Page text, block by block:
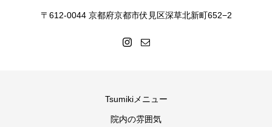
〒612-0044 京都府京都市伏見区深草北新町652−2
Tsumikiメニュー
院内の雰囲気